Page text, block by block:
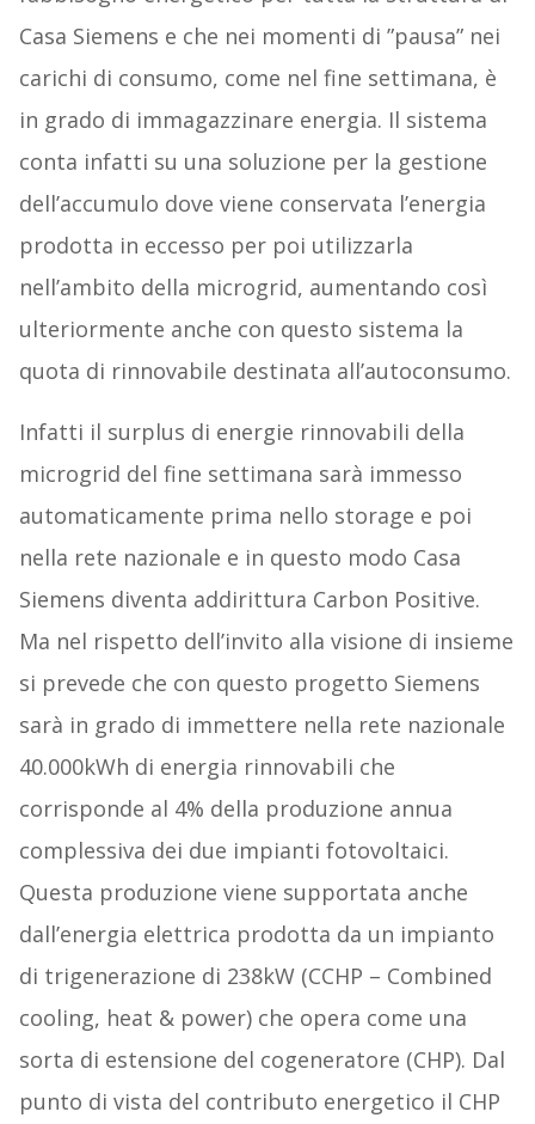
Casa Siemens e che nei momenti di ”pausa” nei
carichi di consumo, come nel fine settimana, è
in grado di immagazzinare energia. Il sistema
conta infatti su una soluzione per la gestione
dell’accumulo dove viene conservata l’energia
prodotta in eccesso per poi utilizzarla
nell’ambito della microgrid, aumentando così
ulteriormente anche con questo sistema la
quota di rinnovabile destinata all’autoconsumo.
Infatti il surplus di energie rinnovabili della
microgrid del fine settimana sarà immesso
automaticamente prima nello storage e poi
nella rete nazionale e in questo modo Casa
Siemens diventa addirittura Carbon Positive.
Ma nel rispetto dell’invito alla visione di insieme
si prevede che con questo progetto Siemens
sarà in grado di immettere nella rete nazionale
40.000kWh di energia rinnovabili che
corrisponde al 4% della produzione annua
complessiva dei due impianti fotovoltaici.
Questa produzione viene supportata anche
dall’energia elettrica prodotta da un impianto
di trigenerazione di 238kW (CCHP – Combined
cooling, heat & power) che opera come una
sorta di estensione del cogeneratore (CHP). Dal
punto di vista del contributo energetico il CHP